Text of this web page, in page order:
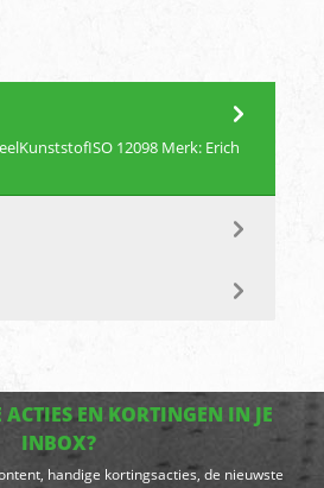
12098 Merk: Erich
ACTIES EN KORTINGEN IN JE
INBOX?
handige kortingsacties, de nieuwste